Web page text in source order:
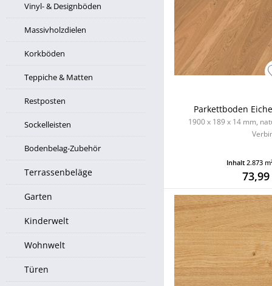
Vinyl- & Designböden
Massivholzdielen
Korkböden
Teppiche & Matten
Restposten
Sockelleisten
Bodenbelag-Zubehör
Terrassenbeläge
Garten
Kinderwelt
Wohnwelt
Türen
Parkettboden
1900 x 189 x 14 mm,
Inhalt2.873